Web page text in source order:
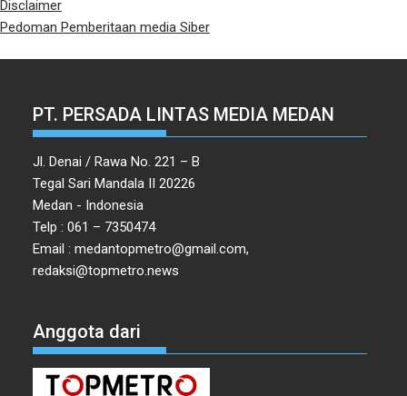
Disclaimer
Pedoman Pemberitaan media Siber
PT. PERSADA LINTAS MEDIA MEDAN
Jl. Denai / Rawa No. 221 – B
Tegal Sari Mandala II 20226
Medan - Indonesia
Telp : 061 – 7350474
Email : medantopmetro@gmail.com,
redaksi@topmetro.news
Anggota dari